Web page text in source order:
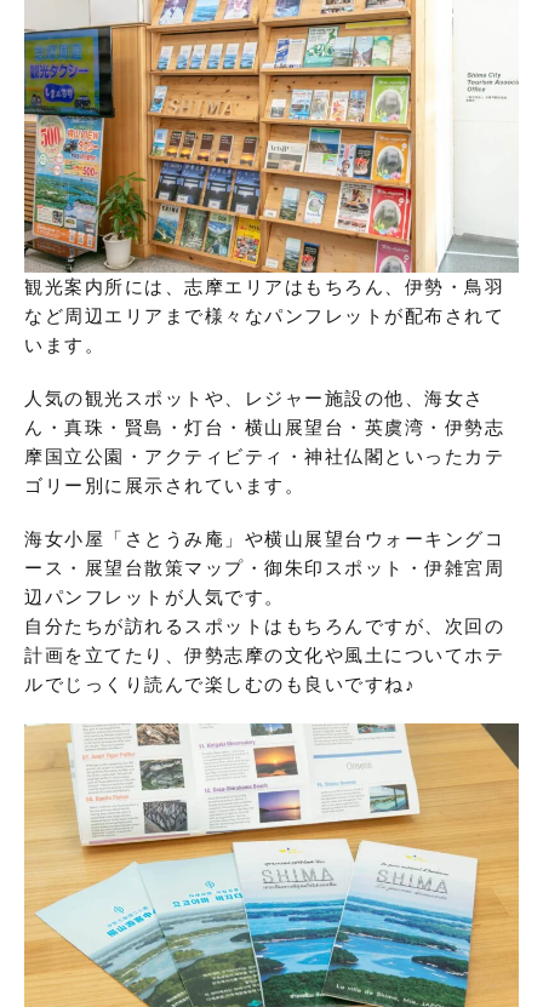
観光案内所には、志摩エリアはもちろん、伊勢・鳥羽
など周辺エリアまで様々なパンフレットが配布されて
います。
人気の観光スポットや、レジャー施設の他、海女さ
ん・真珠・賢島・灯台・横山展望台・英虞湾・伊勢志
摩国立公園・アクティビティ・神社仏閣といったカテ
ゴリー別に展示されています。
海女小屋「さとうみ庵」や横山展望台ウォーキングコ
ース・展望台散策マップ・御朱印スポット・伊雑宮周
辺パンフレットが人気です。
自分たちが訪れるスポットはもちろんですが、次回の
計画を立てたり、伊勢志摩の文化や風土についてホテ
ルでじっくり読んで楽しむのも良いですね♪